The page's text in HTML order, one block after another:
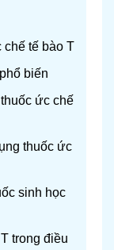
chế tế bào T
biến
ức chế
thuốc ức
sinh học
trong điều